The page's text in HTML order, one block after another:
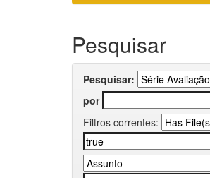
Pesquisar
Pesquisar:
por
Filtros correntes: